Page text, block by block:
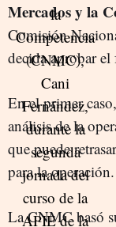
Mercados y la
Comisión
decida aprobar
En el primer
análisis de la
que puede
para la operación.
La CNMC basó